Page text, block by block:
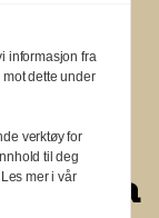
a
a
informasjon fra
dette under
verktøy for
til deg
mer i vår